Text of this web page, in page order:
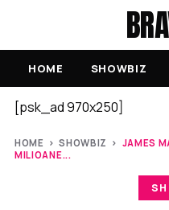
HOME SHOWBIZ
[psk_ad 970x250]
HOME ›SHOWBIZ › JAMES
MILIOANE...